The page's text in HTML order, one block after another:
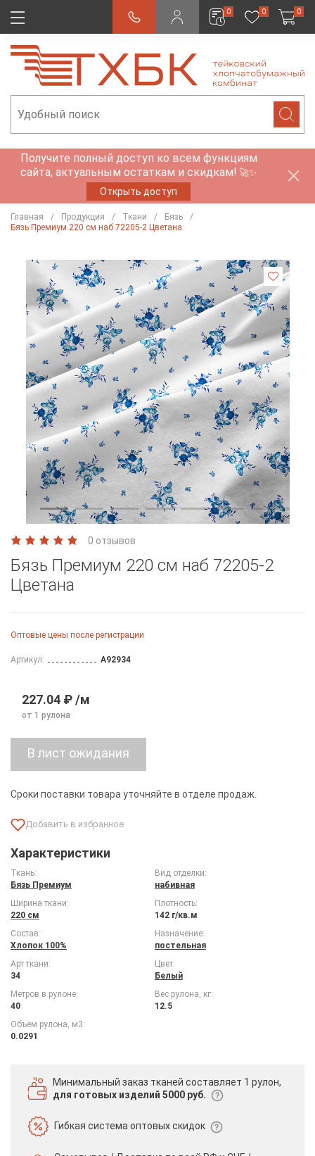
0 0 0
Получите полный доступ ко всем функциям
сайта, актуальным остаткам и скидкам! 🚀✨
Открыть доступ
Главная Продукция Ткани
Бязь
Бязь Премиум 220 см наб 72205-2 Цветана
0 отзывов
Бязь Премиум 220 см наб 72205-2
Цветана
Оптовые цены после регистрации
Артикул: A92934
227.04 ₽ /м
от 1 рулона
Сроки поставки товара уточняйте в отделе продаж.
Характеристики
Ткань:
Бязь Премиум
Вид отделки:
набивная
Ширина ткани:
220 см
Плотность:
142 г/кв.м
Состав:
Хлопок 100%
Назначение:
постельная
Арт ткани:
34
Цвет:
Белый
Метров в рулоне:
40
Вес рулона, кг:
12.5
Объем рулона, м3:
0.0291
Минимальный заказ тканей составляет 1 рулон,
для готовых изделий 5000 руб.
Гибкая системаоптовых скидок